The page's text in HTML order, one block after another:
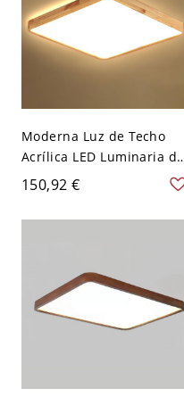
Moderna Luz de Techo
Acrílica LED Luminaria de
Techo en Beige para
- Beige 110 A 120 V Blanco
59,69 cm
150,92 €